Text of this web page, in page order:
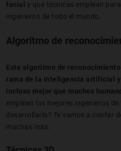
facial
y qué técnicas emplean
ingenieros de todo el mundo.
Algoritmo de
Este algoritmo de
rama de la inteligencia artificial
incluso mejor que muchos
emplean los mejores ingenieros
desarrollarlo? Te vamos a contar
muchas más.